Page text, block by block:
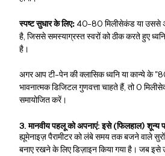
स्पष्ट सुधार के लिए:40-80 मिलीसेकंड या उससे
है, जिससे समस्याग्रस्त स्वरों को ठीक करते हुए ध्वनि
है।
अगर आप टी-पेन की क्लासिक ध्वनि या कान्ये के
भावनात्मक डिजिटल गुणवत्ता चाहते हैं, तो 0
समायोजित करें।
3. मानवीय पहलू को अपनाएं: इसे (फिलहाल) शून्य
ह्यूमेनाइज़ पैरामीटर को लंबे समय तक बजने वाले
बनाए रखने के लिए डिज़ाइन किया गया है। जब इसे